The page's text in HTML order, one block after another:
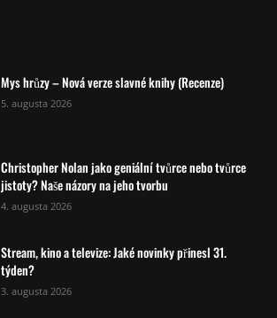
Mys hrůzy – Nová verze slavné knihy (Recenze)
5. augusta 2026
Christopher Nolan jako geniální tvůrce nebo tvůrce
jistoty? Naše názory na jeho tvorbu
4. augusta 2026
Stream, kino a televize: Jaké novinky přinesl 31.
týden?
3. augusta 2026